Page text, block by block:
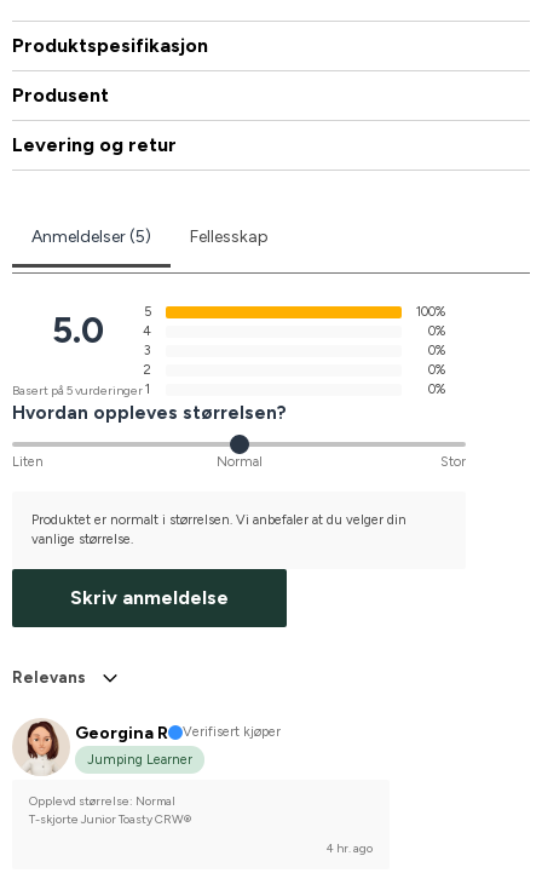
Produktspesifikasjon
Produsent
Levering og retur
Anmeldelser (5) Fellesskap
5.0
Basert på 5 vurderinger
5
100%
4
0%
3
0%
2
0%
1
0%
Hvordan oppleves størrelsen?
Liten Normal Stor
Produktet er normalt i størrelsen. Vi anbefaler at du velger din
vanlige størrelse.
Skriv anmeldelse
Relevans
Georgina R
Verifisert kjøper
Jumping Learner
Opplevd størrelse: Normal
T-skjorte Junior Toasty CRW®
4 hr. ago